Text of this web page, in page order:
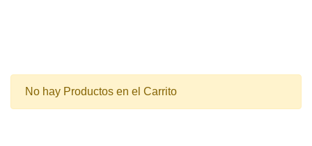
No hay Productos en el Carrito